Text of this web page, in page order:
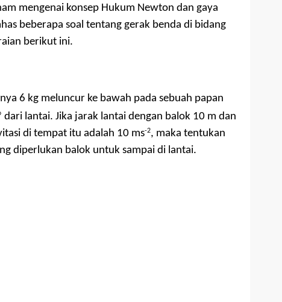
mengenai konsep Hukum Newton dan gaya
beberapa soal tentang gerak benda di bidang
berikut ini.
6 kg meluncur ke bawah pada sebuah papan
dari lantai. Jika jarak lantai dengan balok 10 m dan
di tempat itu adalah 10 ms-2, maka tentukan
diperlukan balok untuk sampai di lantai.